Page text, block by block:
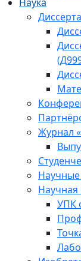
Журнал
Научные
Научная
УПК